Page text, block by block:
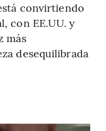
convirtiendo
con EE.UU. y
más
desequilibrada